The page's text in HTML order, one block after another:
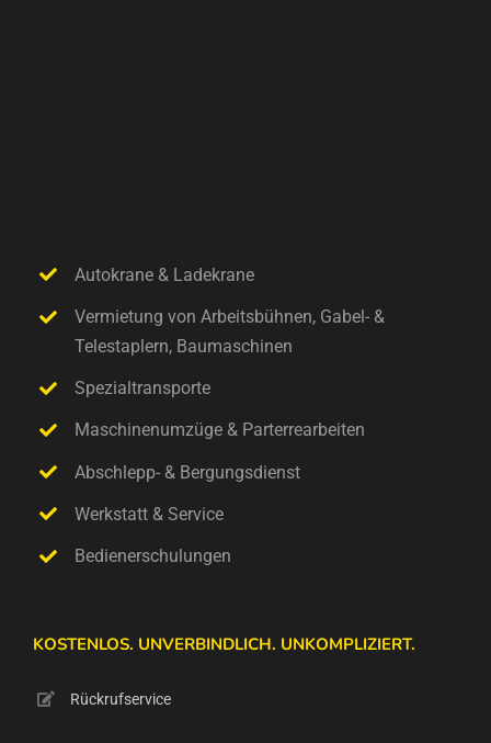
Autokrane & Ladekrane
Vermietung von Arbeitsbühnen, Gabel- &
Telestaplern, Baumaschinen
Spezialtransporte
Maschinenumzüge & Parterrearbeiten
Abschlepp- & Bergungsdienst
Werkstatt & Service
Bedienerschulungen
KOSTENLOS. UNVERBINDLICH. UNKOMPLIZIERT.
Rückrufservice